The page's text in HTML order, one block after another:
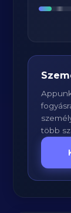
több